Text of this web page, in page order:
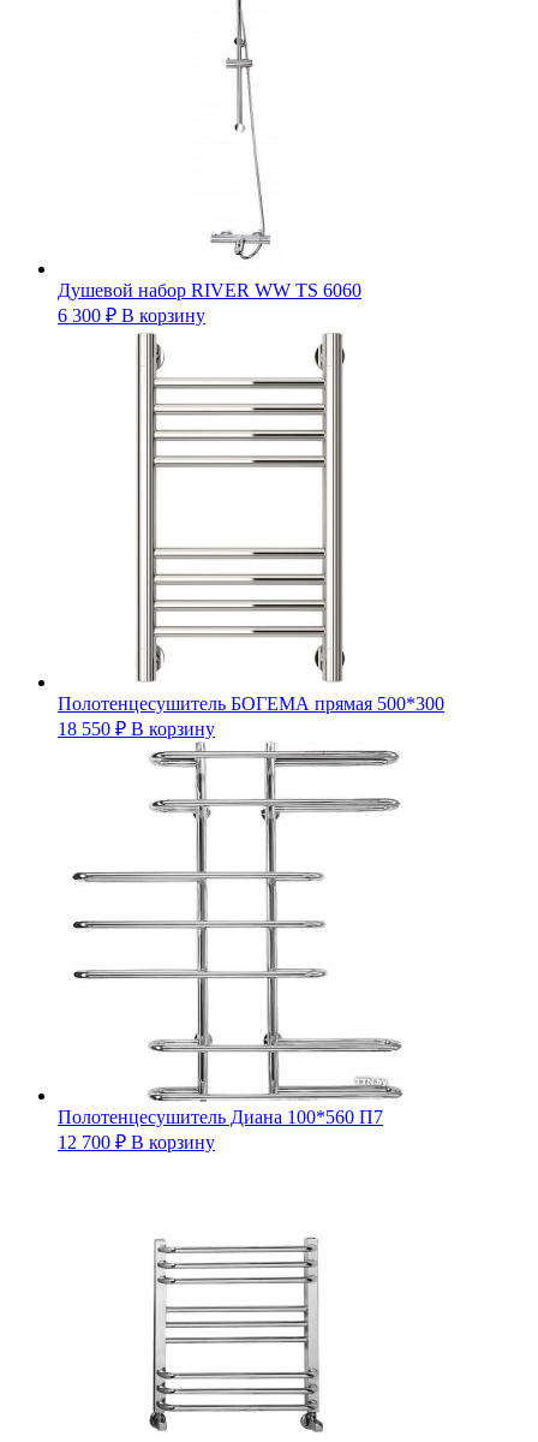
Душевой набор RIVER WW TS 6060
6 300 ₽ В корзину
Полотенцесушитель БОГЕМА прямая 500*300
18 550 ₽ В корзину
Полотенцесушитель Диана 100*560 П7
12 700 ₽ В корзину